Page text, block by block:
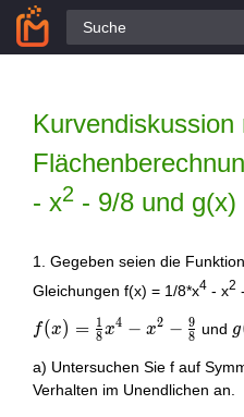
Alle Fragen
- x2 - 9/8 und
1. Gegeben seien die
Gleichungen f(x) = 1/8*x4 - x2
f ( x
\frac
{ 1 }
f(x) = 8
1 x4 − x2 − 8
9 und
{
g
a) Untersuchen Sie f auf
Verhalten im Unendlichen an.